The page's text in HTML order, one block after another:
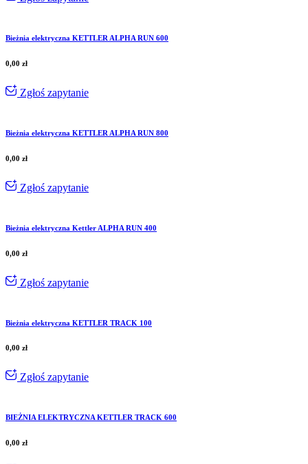
Bieżnia elektryczna KETTLER ALPHA RUN 600
0,00 zł
Zgłoś zapytanie
Bieżnia elektryczna KETTLER ALPHA RUN 800
0,00 zł
Zgłoś zapytanie
Bieżnia elektryczna Kettler ALPHA RUN 400
0,00 zł
Zgłoś zapytanie
Bieżnia elektryczna KETTLER TRACK 100
0,00 zł
Zgłoś zapytanie
BIEŻNIA ELEKTRYCZNA KETTLER TRACK 600
0,00 zł